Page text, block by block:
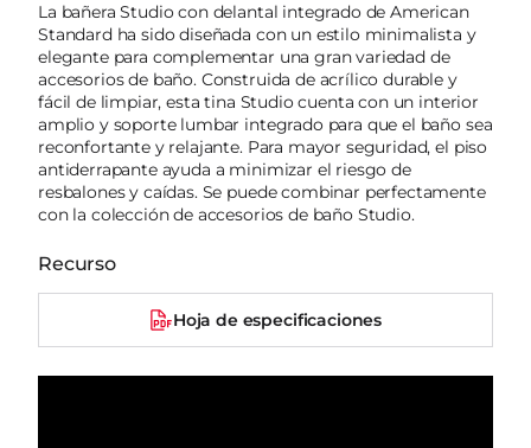
La bañera Studio con delantal integrado de American
Standard ha sido diseñada con un estilo minimalista y
elegante para complementar una gran variedad de
accesorios de baño. Construida de acrílico durable y
fácil de limpiar, esta tina Studio cuenta con un interior
amplio y soporte lumbar integrado para que el baño sea
reconfortante y relajante. Para mayor seguridad, el piso
antiderrapante ayuda a minimizar el riesgo de
resbalones y caídas. Se puede combinar perfectamente
con la colección de accesorios de baño Studio.
Recurso
Hoja de especificaciones